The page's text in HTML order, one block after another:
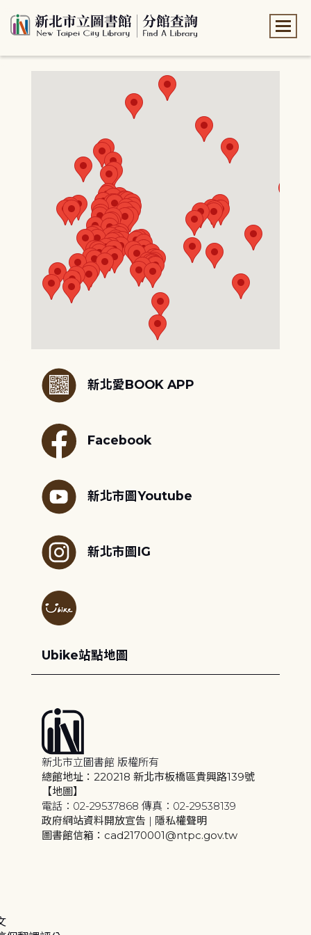
新北愛BOOK APP
Facebook
新北市圖Youtube
新北市圖IG
Ubike站點地圖
新北市立圖書館 版權所有
總館地址：220218 新北市板橋區貴興路139號
【地圖】
電話：02-29537868 傳真：02-29538139
政府網站資料開放宣告 | 隱私權聲明
圖書館信箱：cad2170001@ntpc.gov.tw